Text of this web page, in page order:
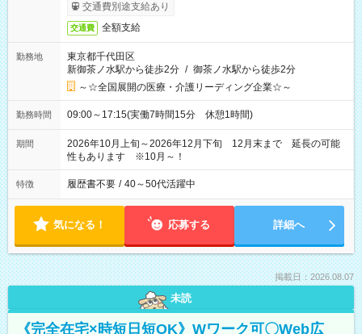
交通費別途支給あり
交通費 全額支給
勤務地
東京都千代田区
新御茶ノ水駅から徒歩2分 / 御茶ノ水駅から徒歩2分
～☆全国展開の医療・介護リーディング企業☆～
勤務時間 09:00～17:15(実働7時間15分 休憩1時間)
期間
2026年10月上旬～2026年12月下旬 12月末まで 延長の可能
性もあります ※10月～！
特徴 履歴書不要 / 40～50代活躍中
気になる！ 応募する 詳細へ
掲載日：2026.08.07
未読
《完全在宅×時短日短OK》Wワーク可〇Web広